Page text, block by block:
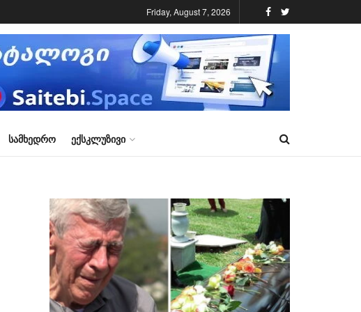
Friday, August 7, 2026
ᲡᲐᲛᲮᲔᲓᲠᲝ ᲔᲥᲡᲙᲚᲣᲖᲘᲕᲘ